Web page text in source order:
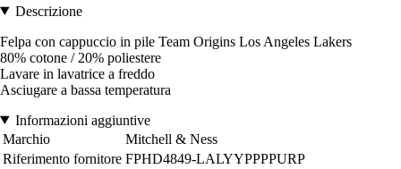
Descrizione
Felpa con cappuccio in pile Team Origins Los Angeles Lakers
80% cotone / 20% poliestere
Lavare in lavatrice a freddo
Asciugare a bassa temperatura
Informazioni aggiuntive
Marchio
Mitchell & Ness
Riferimento fornitore FPHD4849-LALYYPPPPURP